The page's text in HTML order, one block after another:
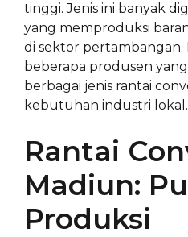
tinggi. Jenis ini banyak
yang memproduksi
di sektor pertambangan.
beberapa produsen
berbagai jenis rantai
kebutuhan industri lokal.
Rantai
Madiun:
Produksi